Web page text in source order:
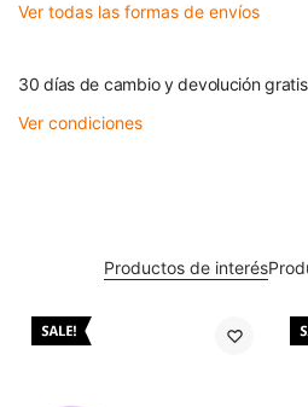
Ver todas las formas de envíos
30 días de cambio y devolución gratis
Ver condiciones
Productos de interés